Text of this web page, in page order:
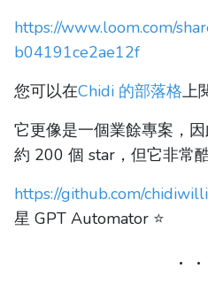
https://www.loom.com/
b04191ce2ae12f
您可以在Chidi 的部落格上
它更像是一個業餘專案，
約 200 個 star，但它非常酷
https://github.com/
星 GPT Automator ⭐️